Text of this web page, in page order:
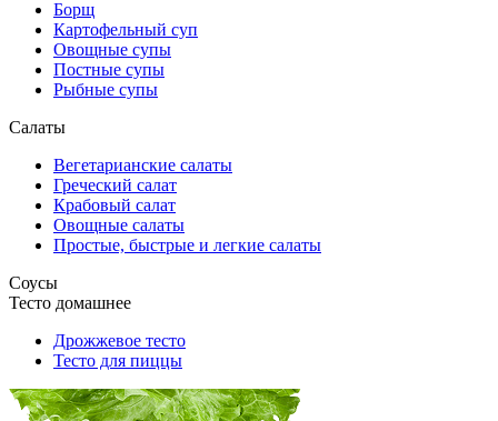
Борщ
Картофельный суп
Овощные супы
Постные супы
Рыбные супы
Салаты
Вегетарианские салаты
Греческий салат
Крабовый салат
Овощные салаты
Простые, быстрые и легкие салаты
Соусы
Тесто домашнее
Дрожжевое тесто
Тесто для пиццы